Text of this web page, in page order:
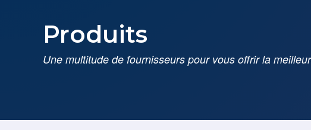
Produits
Une multitude de fournisseurs pour vous offrir la